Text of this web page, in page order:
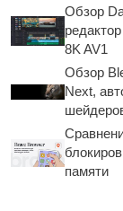
Обзор
8K AV1
Обзор
Next,
памяти